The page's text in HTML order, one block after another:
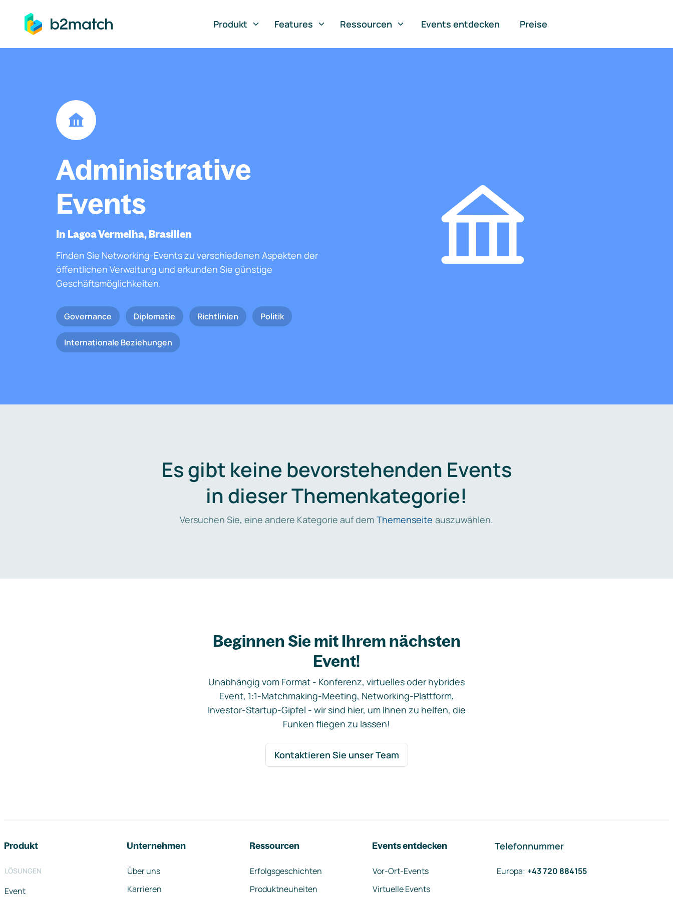
springen
Produkt
Features Ressourcen Events entdecken Preise
Administrative
Events
In Lagoa Vermelha, Brasilien
Finden Sie Networking-Events zu verschiedenen Aspekten der
öffentlichen Verwaltung und erkunden Sie günstige
Geschäftsmöglichkeiten.
Governance Diplomatie Richtlinien Politik
Internationale Beziehungen
Es gibt keine bevorstehenden Events
in dieser Themenkategorie!
Versuchen Sie, eine andere Kategorie auf dem Themenseite auszuwählen.
Beginnen Sie mit Ihrem nächsten
Event!
Unabhängig vom Format - Konferenz, virtuelles oder hybrides
Event, 1:1-Matchmaking-Meeting, Networking-Plattform,
Investor-Startup-Gipfel - wir sind hier, um Ihnen zu helfen, die
Funken fliegen zu lassen!
Kontaktieren Sie unser Team
Produkt
LÖSUNGEN
Event
Unternehmen
Über uns
Karrieren
Ressourcen
Erfolgsgeschichten
Produktneuheiten
Events entdecken
Vor-Ort-Events
Virtuelle Events
Telefonnummer
Europa: +43 720 884155